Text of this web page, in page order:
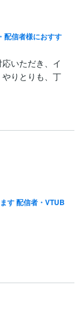
配信者様におすす
いただき、イ
りとりも、丁
す 配信者・VTUB